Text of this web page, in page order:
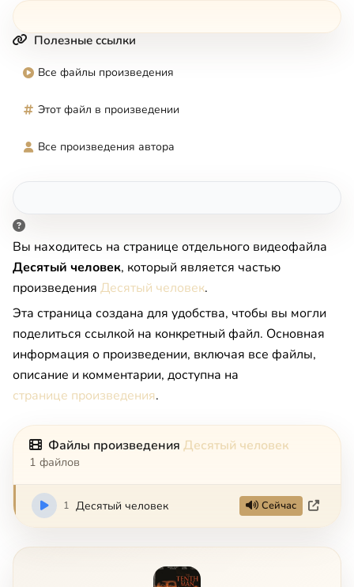
Полезные ссылки
Все файлы произведения
Этот файл в произведении
Все произведения автора
Вы находитесь на странице отдельного видеофайла
Десятый человек, который является частью
произведения Десятый человек.
Эта страница создана для удобства, чтобы вы могли
поделиться ссылкой на конкретный файл. Основная
информация о произведении, включая все файлы,
описание и комментарии, доступна на
странице произведения.
Файлы произведения Десятый человек
1 файлов
1 Десятый человек Сейчас